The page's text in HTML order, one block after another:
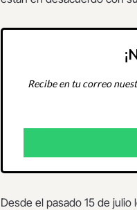
Recibe en tu correo
Desde el pasado 15 de